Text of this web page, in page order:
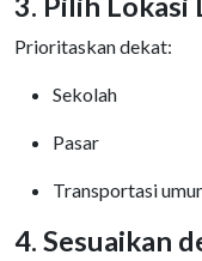
Prioritaskan dekat:
Sekolah
Pasar
Transportasi
4. Sesuaikan